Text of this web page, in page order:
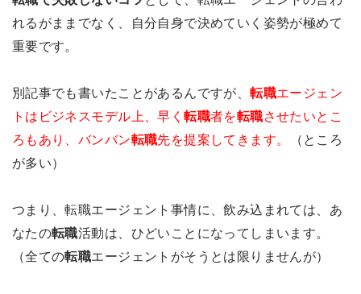
れるがままでなく、自分自身で決めていく姿勢が極めて
重要です。
別記事でも書いたことがあるんですが、転職エージェン
トはビジネスモデル上、早く転職者を転職させたいとこ
ろもあり、バンバン転職先を提案してきます。
（ところ
が多い）
つまり、転職エージェント事情に、飲み込まれては、あ
なたの転職活動は、ひどいことになってしまいます。
（全ての転職エージェントがそうとは限りませんが）